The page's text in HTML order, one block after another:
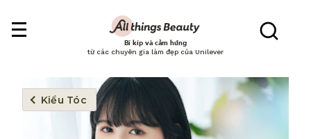
Bí kíp và cảm hứng
từ các chuyên gia làm đẹp của Unilever
Kiểu Tóc